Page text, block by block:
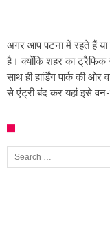
अगर आप पटना में रहते हैं
है। क्योंकि शहर का ट्रैफिक
साथ ही हार्डिंग पार्क की ओर
से एंट्री बंद कर यहां इसे
Search for: